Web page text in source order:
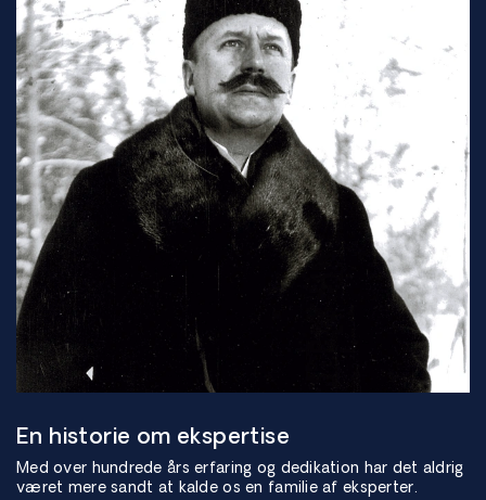
En historie om ekspertise
Med over hundrede års erfaring og dedikation har det aldrig
været mere sandt at kalde os en familie af eksperter.